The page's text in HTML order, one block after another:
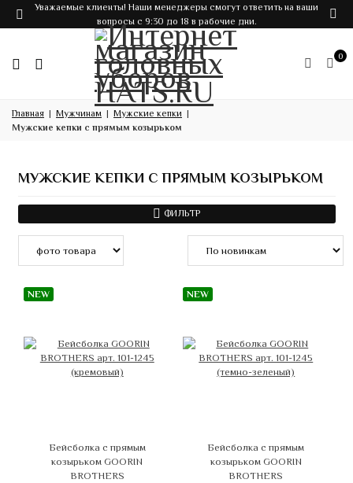
Уважаемые клиенты! Наши менеджеры смогут ответить на ваши
вопросы с 9:30 до 18 в рабочие дни.
0
Главная Мужчинам
Мужские кепки
Мужские кепки с прямым козырьком
МУЖСКИЕ КЕПКИ С ПРЯМЫМ КОЗЫРЬКОМ
ФИЛЬТР
NEW
Бейсболка с прямым
козырьком GOORIN
BROTHERS
NEW
Бейсболка с прямым
козырьком GOORIN
BROTHERS